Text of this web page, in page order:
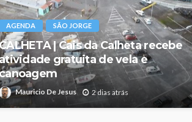
AGENDA SÃO JORGE
| Cais da Calheta recebe
gratuita de vela e
Mauricio De Jesus 2 dias atrás